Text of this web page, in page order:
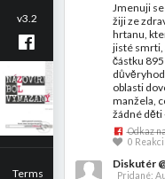
v3.2
Terms
Jmenuji
žiji ze
hrtanu,
jisté smrti,
částku 895
oblasti
manžela,
žádné děti
Odkaz
0
Diskutér
Pridané: